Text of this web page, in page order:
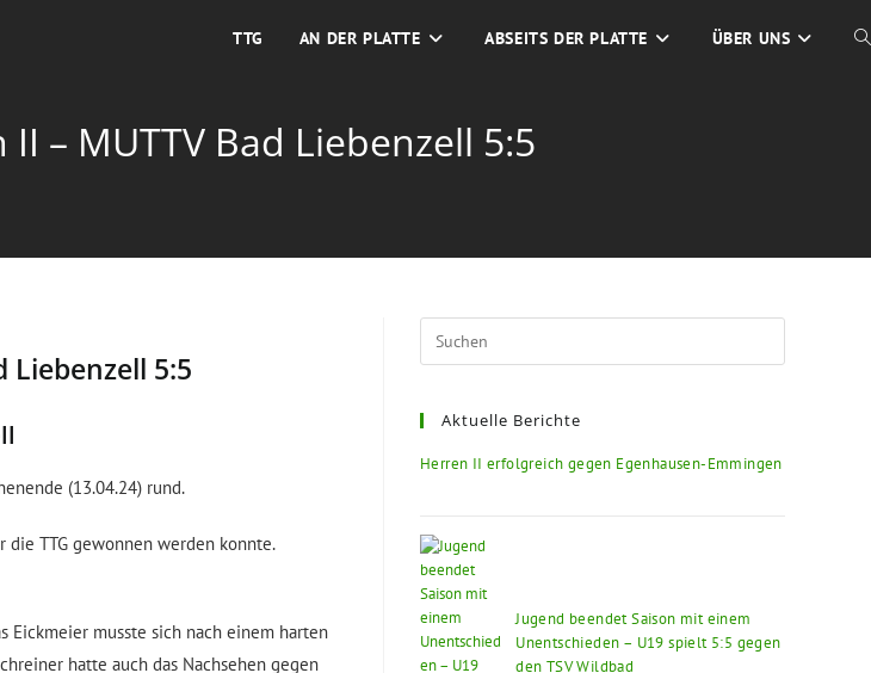
TTG AN DER PLATTE ABSEITS DER PLATTE ÜBER UNS
II – MUTTV Bad Liebenzell 5:5
Liebenzell 5:5
(13.04.24) rund.
die TTG gewonnen werden konnte.
Eickmeier musste sich nach einem harten
hatte auch das Nachsehen gegen
Aktuelle Berichte
Herren II erfolgreich gegen Egenhausen-Emmingen
Jugend beendet Saison mit einem
Unentschieden – U19 spielt 5:5 gegen
den TSV Wildbad